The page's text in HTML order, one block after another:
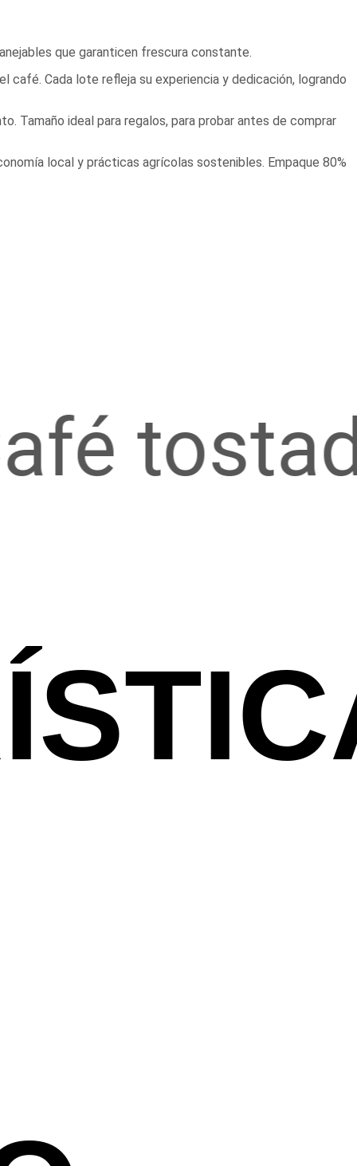
que garanticen frescura constante.
café. Cada lote refleja su experiencia y dedicación, logrando
Tamaño ideal para regalos, para probar antes de comprar
local y prácticas agrícolas sostenibles. Empaque 80%
tostado